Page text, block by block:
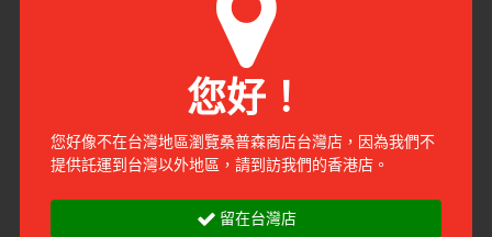
(相模元祖 0.02 PU 保險套 3 入)
(相模元祖 0.02 大碼裝 PU 保險套 3 入)
日本醫療器材認證號碼: 14500BZZ00151000
許可證字號
衛部醫器輸字 第027578號
藥商名稱
您好！
您好像不在台灣地區瀏覽桑普森商店台灣店，因為我們不
提供託運到台灣以外地區，請到訪我們的香港店。
留在台灣店